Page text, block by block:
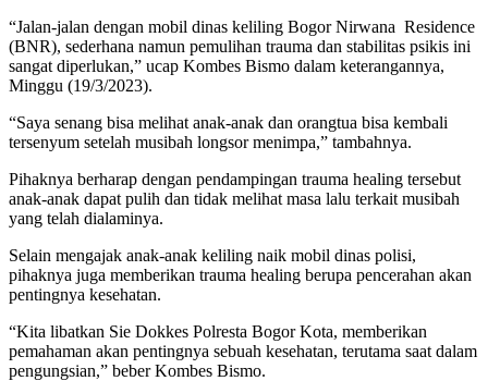
“Jalan-jalan dengan mobil dinas keliling Bogor Nirwana Residence
(BNR), sederhana namun pemulihan trauma dan stabilitas psikis ini
sangat diperlukan,” ucap Kombes Bismo dalam keterangannya,
Minggu (19/3/2023).
“Saya senang bisa melihat anak-anak dan orangtua bisa kembali
tersenyum setelah musibah longsor menimpa,” tambahnya.
Pihaknya berharap dengan pendampingan trauma healing tersebut
anak-anak dapat pulih dan tidak melihat masa lalu terkait musibah
yang telah dialaminya.
Selain mengajak anak-anak keliling naik mobil dinas polisi,
pihaknya juga memberikan trauma healing berupa pencerahan akan
pentingnya kesehatan.
“Kita libatkan Sie Dokkes Polresta Bogor Kota, memberikan
pemahaman akan pentingnya sebuah kesehatan, terutama saat dalam
pengungsian,” beber Kombes Bismo.